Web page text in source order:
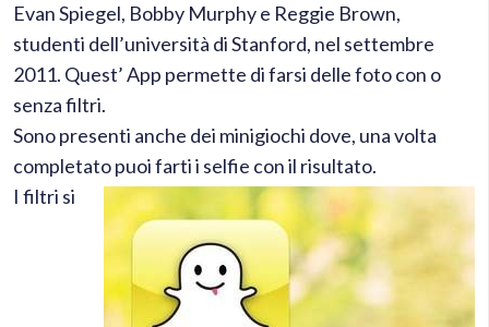
Evan Spiegel, Bobby Murphy e Reggie Brown,
studenti dell’università di Stanford, nel settembre
2011. Quest’ App permette di farsi delle foto con o
senza filtri.
Sono presenti anche dei minigiochi dove, una volta
completato puoi farti i selfie con il risultato.
I filtri si